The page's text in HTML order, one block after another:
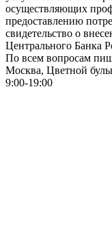
осуществляющих
предоставлению
свидетельство о
Центрального Банка
По всем вопросам
Москва, Цветной
9:00-19:00